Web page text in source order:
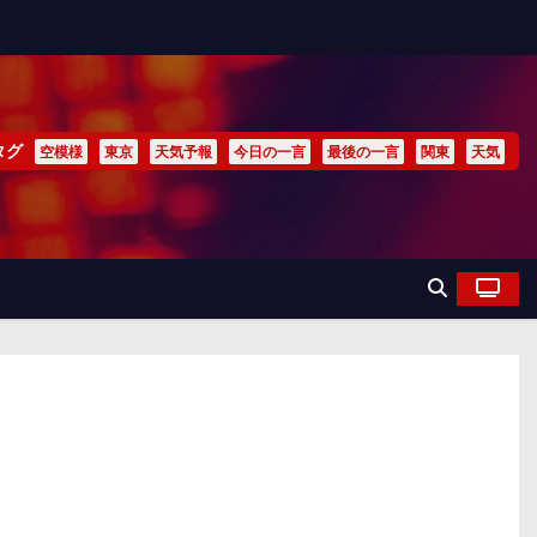
グ 空模様 東京 天気予報 今日の一言 最後の一言 関東 天気